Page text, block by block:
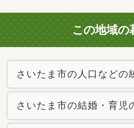
この地域の
さいたま市の人口などの
さいたま市の結婚・育児